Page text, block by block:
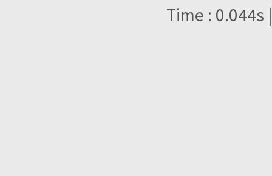
Time : 0.044s